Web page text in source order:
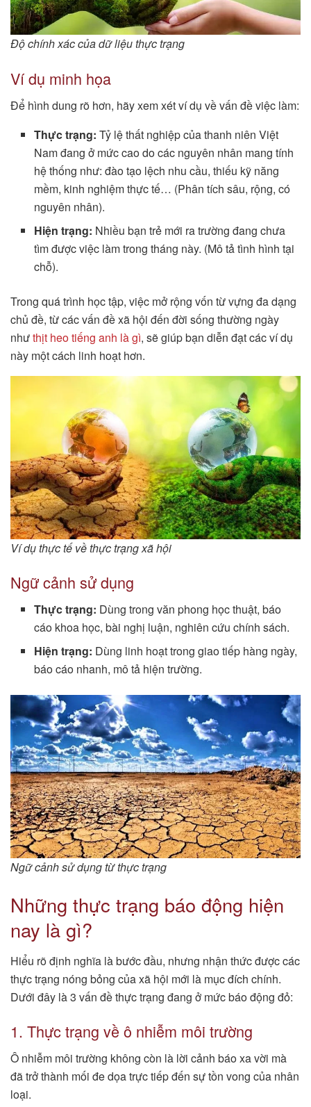
Độ chính xác của dữ liệu thực trạng
Ví dụ minh họa
Để hình dung rõ hơn, hãy xem xét ví dụ về vấn đề việc làm:
Thực trạng: Tỷ lệ thất nghiệp của thanh niên Việt
Nam đang ở mức cao do các nguyên nhân mang tính
hệ thống như: đào tạo lệch nhu cầu, thiếu kỹ năng
mềm, kinh nghiệm thực tế… (Phân tích sâu, rộng, có
nguyên nhân).
Hiện trạng: Nhiều bạn trẻ mới ra trường đang chưa
tìm được việc làm trong tháng này. (Mô tả tình hình tại
chỗ).
Trong quá trình học tập, việc mở rộng vốn từ vựng đa dạng
chủ đề, từ các vấn đề xã hội đến đời sống thường ngày
nhưthịt heo tiếng anh là gì, sẽ giúp bạn diễn đạt các ví dụ
này một cách linh hoạt hơn.
Ví dụ thực tế về thực trạng xã hội
Ngữ cảnh sử dụng
Thực trạng: Dùng trong văn phong học thuật, báo
cáo khoa học, bài nghị luận, nghiên cứu chính sách.
Hiện trạng: Dùng linh hoạt trong giao tiếp hàng ngày,
báo cáo nhanh, mô tả hiện trường.
Ngữ cảnh sử dụng từ thực trạng
Những thực trạng báo động hiện
nay là gì?
Hiểu rõ định nghĩa là bước đầu, nhưng nhận thức được các
thực trạng nóng bỏng của xã hội mới là mục đích chính.
Dưới đây là 3 vấn đề thực trạng đang ở mức báo động đỏ:
1. Thực trạng về ô nhiễm môi trường
Ô nhiễm môi trường không còn là lời cảnh báo xa vời mà
đã trở thành mối đe dọa trực tiếp đến sự tồn vong của nhân
loại.